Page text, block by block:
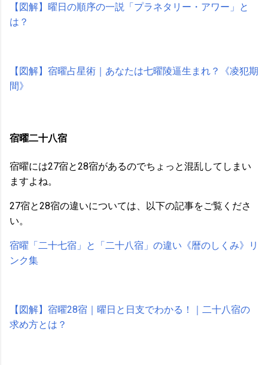
【図解】曜日の順序の一説「プラネタリー・アワー」と
は？
【図解】宿曜占星術｜あなたは七曜陵逼生まれ？《凌犯期
間》
宿曜二十八宿
宿曜には27宿と28宿があるのでちょっと混乱してしまい
ますよね。
27宿と28宿の違いについては、以下の記事をご覧くださ
い。
宿曜「二十七宿」と「二十八宿」の違い《暦のしくみ》リ
ンク集
【図解】宿曜28宿｜曜日と日支でわかる！｜二十八宿の
求め方とは？